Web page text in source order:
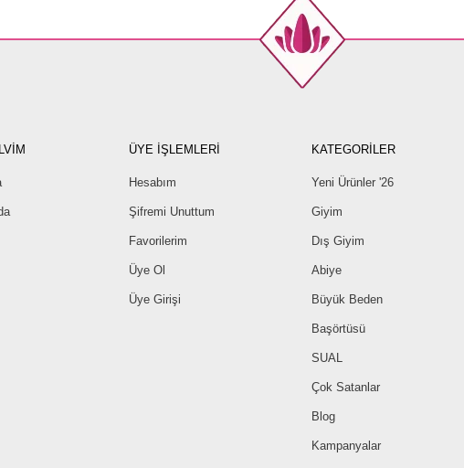
ÜYE İŞLEMLERİ
Hesabım
Şifremi Unuttum
Favorilerim
Üye Ol
Üye Girişi
KATEGORİLER
Yeni Ürünler '26
Giyim
Dış Giyim
Abiye
Büyük Beden
Başörtüsü
SUAL
Çok Satanlar
Blog
Kampanyalar